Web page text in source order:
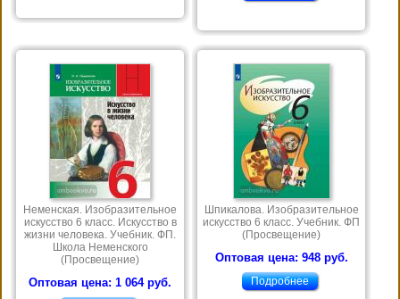
Неменская. Изобразительное
искусство 6 класс. Искусство в
жизни человека. Учебник. ФП.
Школа Неменского
(Просвещение)
Оптовая цена: 1 064 руб.
Шпикалова. Изобразительное
искусство 6 класс. Учебник. ФП
(Просвещение)
Оптовая цена: 948 руб.
Подробнее